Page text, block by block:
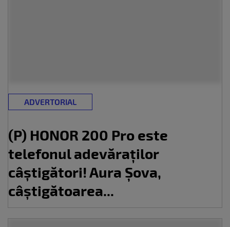
ADVERTORIAL
(P) HONOR 200 Pro este
telefonul adevăraților
câștigători! Aura Șova,
câștigătoarea...